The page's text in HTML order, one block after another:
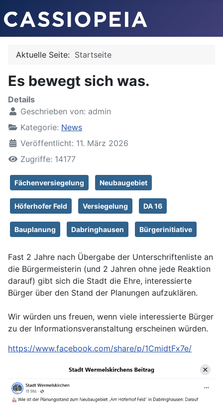
Aktuelle Seite: Startseite
Es bewegt sich was.
Details
Geschrieben von: admin
Kategorie: News
Veröffentlicht: 11. März 2026
Zugriffe: 14177
Fächenversiegelung Neubaugebiet
Höferhofer Feld Versiegelung DA 16
Bauplanung Dabringhausen Bürgerinitiative
Fast 2 Jahre nach Übergabe der Unterschriftenliste an
die Bürgermeisterin (und 2 Jahren ohne jede Reaktion
darauf) gibt sich die Stadt die Ehre, interessierte
Bürger über den Stand der Planungen aufzuklären.
Wir würden uns freuen, wenn viele interessierte Bürger
zu der Informationsveranstaltung erscheinen würden.
https://www.facebook.com/share/p/1CmidtFx7e/